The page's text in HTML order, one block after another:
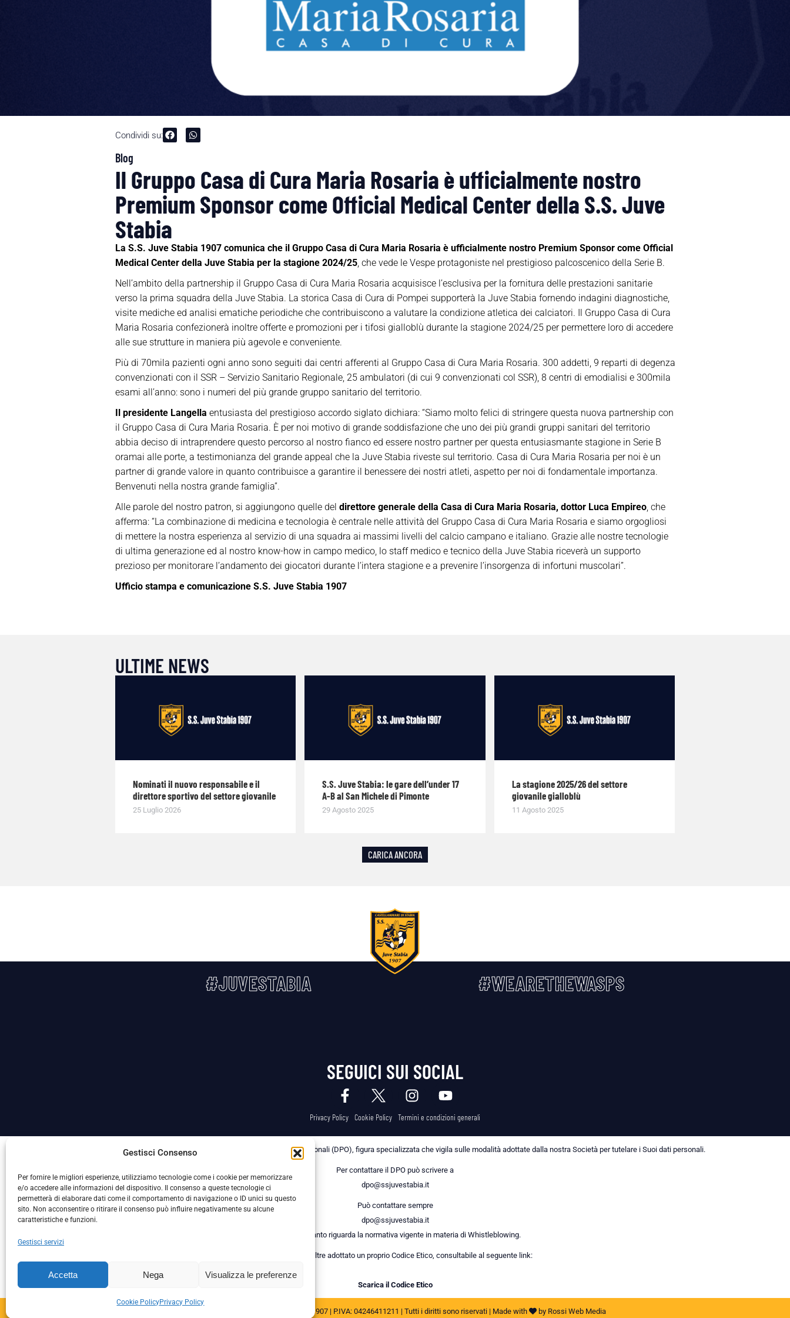
Gestisci Consenso
Per fornire le migliori esperienze, utilizziamo tecnologie come i cookie per memorizzare
e/o accedere alle informazioni del dispositivo. Il consenso a queste tecnologie ci
permetterà di elaborare dati come il comportamento di navigazione o ID unici su questo
sito. Non acconsentire o ritirare il consenso può influire negativamente su alcune
caratteristiche e funzioni.
Gestisci servizi
Accetta Nega Visualizza le preferenze
Cookie PolicyPrivacy Policy
Condividi su:
Blog
Il Gruppo Casa di Cura Maria Rosaria è ufficialmente nostro
Premium Sponsor come Official Medical Center della S.S. Juve
Stabia
La S.S. Juve Stabia 1907 comunica che il Gruppo Casa di Cura Maria Rosaria è ufficialmente nostro Premium Sponsor come Official
MedicalCenter della Juve Stabia per la stagione 2024/25, che vedele Vespe protagoniste nel prestigioso palcoscenico della Serie B.
Nell’ambito della partnership il Gruppo Casa di Cura Maria Rosaria acquisisce l’esclusiva per la fornitura delle prestazioni sanitarie
verso la prima squadra della Juve Stabia. La storica Casa di Cura di Pompei supporterà la Juve Stabia fornendo indagini diagnostiche,
visite mediche ed analisi ematiche periodiche che contribuiscono a valutare la condizione atletica dei calciatori. Il Gruppo Casa di Cura
Maria Rosaria confezionerà inoltre offerte e promozioni per i tifosi gialloblù durante la stagione 2024/25 per permettere loro di accedere
alle sue strutture in maniera più agevole e conveniente.
Più di 70mila pazienti ogni anno sono seguiti dai centri afferenti al Gruppo Casa di Cura Maria Rosaria. 300 addetti, 9 reparti di degenza
convenzionati con il SSR – Servizio Sanitario Regionale, 25 ambulatori (di cui 9 convenzionati col SSR), 8 centri di emodialisi e 300mila
esami all’anno: sono i numeri del più grande gruppo sanitario del territorio.
Il presidente Langella entusiasta del prestigioso accordo siglato dichiara: “Siamo molto felici di stringere questa nuova partnership con
il Gruppo Casa di Cura Maria Rosaria. È per noi motivo di grande soddisfazione che uno dei più grandi gruppi sanitari del territorio
abbia deciso di intraprendere questo percorso al nostro fianco ed essere nostro partner per questa entusiasmante stagione in Serie B
oramai alle porte, a testimonianza del grande appeal che la Juve Stabia riveste sul territorio. Casa di Cura Maria Rosaria per noi è un
partner di grande valore in quanto contribuisce a garantire il benessere dei nostri atleti, aspetto per noi di fondamentale importanza.
Benvenuti nella nostra grande famiglia”.
Alle parole del nostro patron, si aggiungono quelle del direttore generale della Casa di Cura Maria Rosaria, dottor Luca Empireo, che
afferma:“La combinazione di medicina e tecnologia è centrale nelle attività del Gruppo Casa di Cura Maria Rosaria e siamo orgogliosi
di mettere la nostra esperienza al servizio di una squadra ai massimi livelli del calcio campano e italiano. Grazie alle nostre tecnologie
di ultima generazione ed al nostro know-how in campo medico, lo staff medico e tecnico della Juve Stabia riceverà un supporto
prezioso per monitorare l’andamento dei giocatori durante l’intera stagione e a prevenire l’insorgenza di infortuni muscolari”.
Ufficio stampa e comunicazione S.S. Juve Stabia 1907
ULTIME NEWS
Nominati il nuovo responsabile e il
direttore sportivo del settore giovanile
25 Luglio 2026
S.S. Juve Stabia: le gare dell’under 17
A-B al San Michele di Pimonte
29 Agosto 2025
La stagione 2025/26 del settore
giovanile gialloblù
11 Agosto 2025
CARICA ANCORA
#JUVESTABIA #WEARETHEWASPS
SEGUICI SUI SOCIAL
Privacy Policy Cookie Policy Termini e condizioni generali
La Società ha nominato il Responsabile della Protezione dei Dati Personali (DPO), figura specializzata che vigila sulle modalità adottate dalla nostra Società per tutelare i Suoi dati personali.
Per contattare il DPO può scrivere a
dpo@ssjuvestabia.it
Può contattare sempre
dpo@ssjuvestabia.it
anche per quanto riguarda la normativa vigente in materia di Whistleblowing.
La Società ha inoltre adottato un proprio Codice Etico, consultabile al seguente link:
Scarica il Codice Etico
Copyright © 2024 – S.S. JUVE STABIA 1907 | P.IVA: 04246411211 | Tutti i diritti sono riservati | Made with by Rossi Web Media